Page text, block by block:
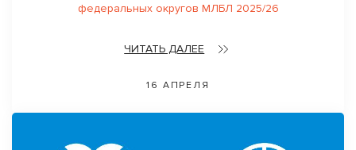
федеральных округов МЛБЛ 2025/26
ЧИТАТЬ ДАЛЕЕ
16 АПРЕЛЯ